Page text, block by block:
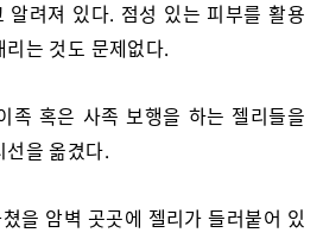
알려져 있다. 점성 있는 피부를 활용
는 것도 문제없다.
족 혹은 사족 보행을 하는 젤리들을
선을 옮겼다.
을 암벽 곳곳에 젤리가 들러붙어 있